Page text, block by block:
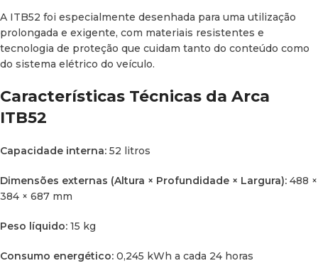
Com a sua capacidade de 52 litros, esta arca portátil
permite-te conservar alimentos, bebidas ou produtos
delicados durante trajetos prolongados, sem depender de
paragens nem de fontes externas de refrigeração. Além
disso, o seu baixo consumo (aprox. 245 Wh por dia)
assegura uma autonomia energética ideal para instalações
descargas profundas na bateria do teu veículo, prolongando
a sua vida útil e garantindo a operabilidade contínua do teu
versátil em múltiplas configurações, tanto horizontais como
A ITB52 foi especialmente desenhada para uma utilização
prolongada e exigente, com materiais resistentes e
tecnologia de proteção que cuidam tanto do conteúdo como
do sistema elétrico do veículo.
Características Técnicas da Arca
ITB52
Capacidade interna: 52 litros
Dimensões externas (Altura × Profundidade × Largura): 488 ×
384 × 687 mm
Peso líquido: 15 kg
Consumo energético: 0,245 kWh a cada 24 horas